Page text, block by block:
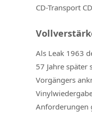
CD-Transport
Als Leak 1963
57 Jahre später
Vorgängers
Anforderungen